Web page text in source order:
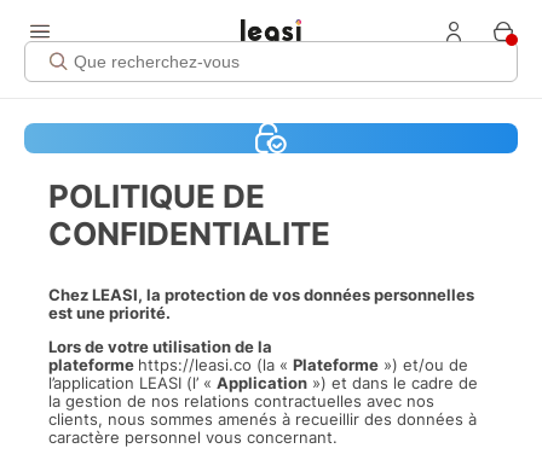
POLITIQUE DE
CONFIDENTIALITE
Chez LEASI, la protection de vos données personnelles
est une priorité.
Lors de votre utilisation de la
plateforme https://leasi.co (la «Plateforme ») et/ou de
l’application LEASI (l’ «Application ») et dans le cadre de
la gestion de nos relations contractuelles avec nos
clients, nous sommes amenés à recueillir des données à
caractère personnel vous concernant.